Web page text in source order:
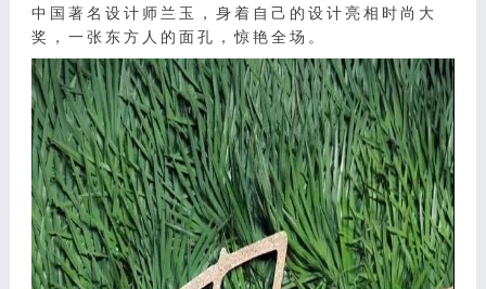
中国著名设计师兰玉，身着自己的设计亮相时尚大
奖，一张东方人的面孔，惊艳全场。